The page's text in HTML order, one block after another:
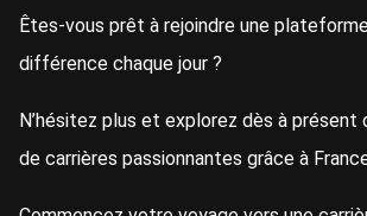
Êtes-vous prêt à rejoindre une
différence chaque jour ?
N’hésitez plus et explorez dès à
de carrières passionnantes grâce à